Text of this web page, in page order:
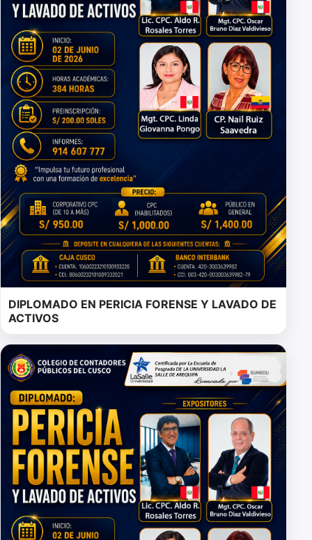
DIPLOMADO EN PERICIA FORENSE Y LAVADO DE
ACTIVOS